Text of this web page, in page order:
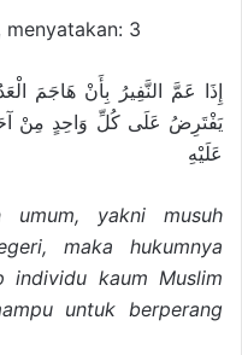
3
إِذَا عَمَّ النَّفِيرُ بِأَنْ هَاجَمَ
يَفْتَرِضُ عَلَى كُلِّ وَاحِدٍ مِنْ
عَلَيْهِ
umum, yakni musuh
maka hukumnya
individu kaum Muslim
untuk berperang